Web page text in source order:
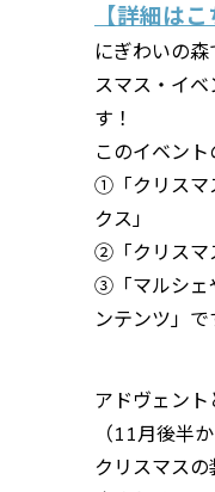
【詳細はこ
にぎわいの
スマス・イ
す！
このイベント
①「クリスマ
クス」
②「クリスマ
③「マルシェ
ンテンツ」で
アドヴェン
（11月後半
クリスマス